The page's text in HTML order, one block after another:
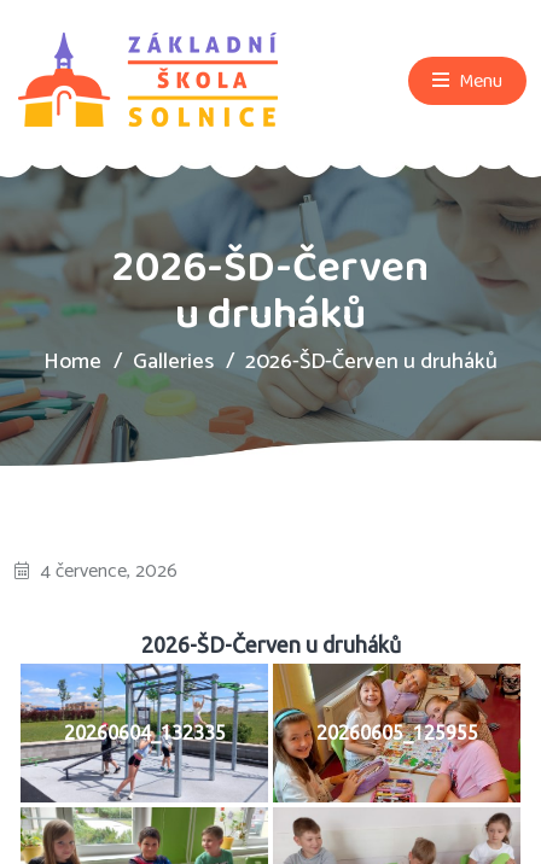
Menu
2026-ŠD-Červen
u druháků
Home Galleries 2026-ŠD-Červen u druháků
4 července, 2026
2026-ŠD-Červen u druháků
20260604_132335 20260605_125955